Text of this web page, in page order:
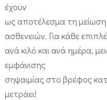
έχουν
ως αποτέλεσμα τη μείωση
ασθενειών. Για κάθε
ανά κιλό και ανά ημέρα,
εμφάνισης
σηψαιμίας στο βρέφος
μετράει!